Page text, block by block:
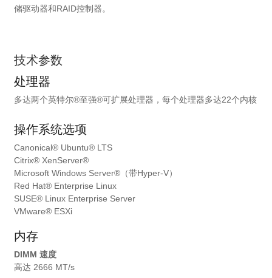
储驱动器和RAID控制器。
技术参数
处理器
多达两个英特尔®至强®可扩展处理器，每个处理器多达22个内核
操作系统选项
Canonical® Ubuntu® LTS
Citrix® XenServer®
Microsoft Windows Server®（带Hyper-V）
Red Hat® Enterprise Linux
SUSE® Linux Enterprise Server
VMware® ESXi
内存
DIMM 速度
高达 2666 MT/s